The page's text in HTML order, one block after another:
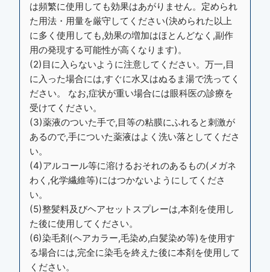
は頻繁に使用しても効果はあがりません。定められ
た用法・用量を厳守してください(決められた以上
に多く使用しても,効果の増加はほとんどなく,副作
用の発現する可能性が高くなります)。
(2)目に入らないように注意してください。万一,目
に入った場合には,すぐに水又はぬるま湯で洗ってく
ださい。 なお,症状が重い場合には眼科医の診療を
受けてください。
(3)薬液のついた手で,目等の粘膜にふれると刺激が
あるので,手についた薬液はよく洗い落としてくださ
い。
(4)アルコール等に溶けるおそれのあるもの(メガネ
わく,化学繊維等)にはつかないようにしてくださ
い。
(5)整髪料及びヘアセットスプレーは,本剤を使用し
た後に使用してください。
(6)染毛剤(ヘアカラー,毛染め,白髪染め等)を使用す
る場合には,完全に染毛を終えた後に本剤を使用して
ください。